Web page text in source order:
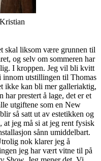
skal liksom være grunnen til
og selv om sommeren har
I kroppen. Jeg vil bli kvitt
utstillingen til Thomas
ikke kan bli mer galleriaktig,
har prestert å lage, det er et
utgiftene som en New
så satt ut av estetikken og
at jeg må si at jeg rent fysisk
sånn umiddelbart.
nok klarer jeg å
jeg har vært vitne til på